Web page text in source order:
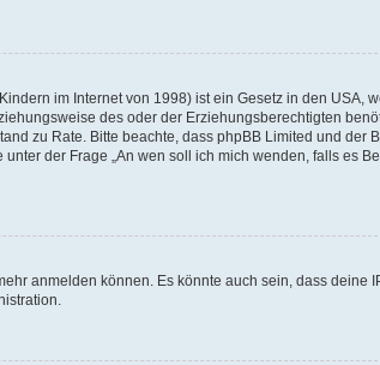
im Internet von 1998) ist ein Gesetz in den USA,
des oder der Erziehungsberechtigten
zu Rate. Bitte beachte, dass phpBB Limited und der
der Frage „An wen soll ich mich wenden, falls es
anmelden können. Es könnte auch sein, dass deine